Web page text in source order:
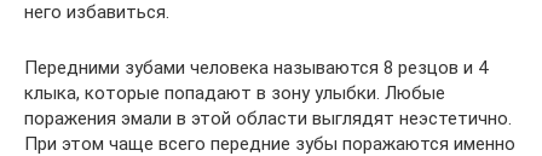
него избавиться.
Передними зубами человека называются 8 резцов и 4
клыка, которые попадают в зону улыбки. Любые
поражения эмали в этой области выглядят неэстетично.
При этом чаще всего передние зубы поражаются именно